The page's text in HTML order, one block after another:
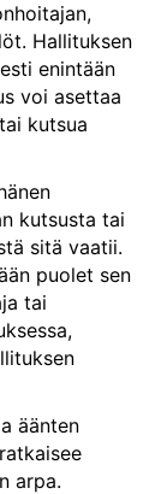
Hallituksen
enintään
voi asettaa
kutsua
kutsusta tai
sitä vaatii.
puolet sen
tai
äänten
arpa.